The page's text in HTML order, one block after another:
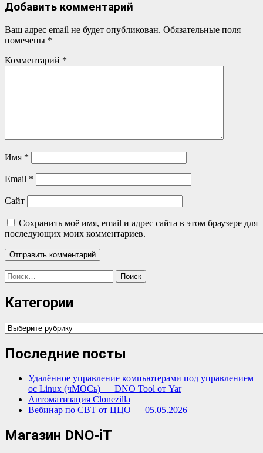
Добавить комментарий
Ваш адрес email не будет опубликован. Обязательные поля
помечены *
Комментарий *
Имя *
Email *
Сайт
Сохранить моё имя, email и адрес сайта в этом браузере для
последующих моих комментариев.
Найти:
Категории
Категории
Последние посты
Удалённое управление компьютерами под управлением
ос Linux (чМОСь) — DNO Tool от Yar
Автоматизация Clonezilla
Вебинар по СВТ от ЦЦО — 05.05.2026
Магазин DNO-iT